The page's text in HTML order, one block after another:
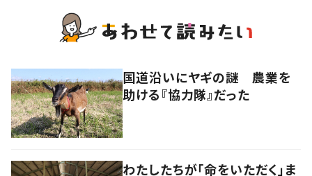
国道沿いにヤギの謎 農業を
助ける『協力隊』だった
わたしたちが「命をいただく」ま